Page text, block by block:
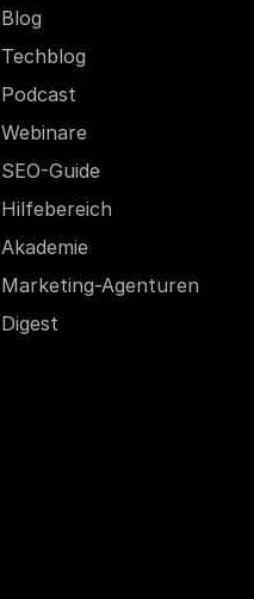
Blog
Techblog
Podcast
Webinare
SEO-Guide
Hilfebereich
Akademie
Marketing-Agenturen
Digest